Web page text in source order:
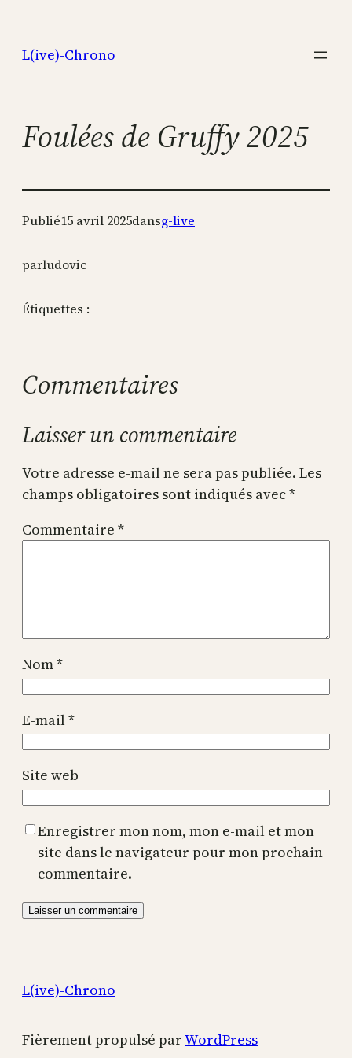
contenu
L(ive)-Chrono
Foulées de Gruffy 2025
Publié15 avril 2025dansg-live
parludovic
Étiquettes :
Commentaires
Laisser un commentaire
Votre adresse e-mail ne sera pas publiée. Les
champs obligatoires sont indiqués avec*
Commentaire *
Nom*
E-mail*
Site web
Enregistrer mon nom, mon e-mail et mon
site dans le navigateur pour mon prochain
commentaire.
L(ive)-Chrono
Fièrement propulsé parWordPress